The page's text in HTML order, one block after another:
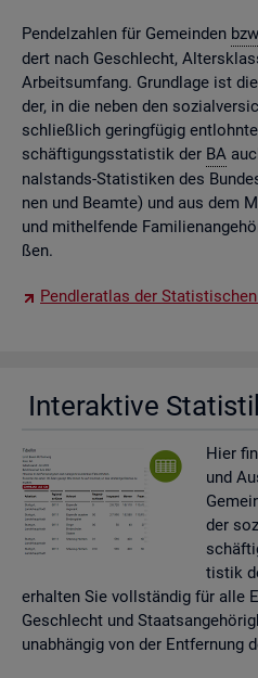
Pen­del­zah­len für Ge­mein­den
dert nach Ge­schlecht,
Ar­beits­um­fang. Grund­la­ge ist
der, in die neben den
schlie­ß­lich ge­ring­fü­gig
schäf­ti­gungs­sta­tis­tik der BA
nal­stands-Sta­tis­ti­ken des
nen und Be­am­te) und aus dem
und mit­hel­fen­de
ßen.
Pend­ler­at­las der
In­ter­ak­ti­ve
Hier
und
der
tis­tik
er­hal­ten Sie voll­stän­dig für alle
Ge­schlecht und
un­ab­hän­gig von der Ent­fer­nung